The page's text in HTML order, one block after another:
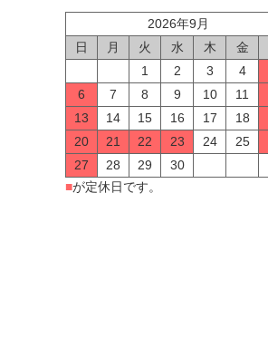
2026年9月
日
月 火 水 木 金
1
2 3 4
6
7 8 9 10 11
13
14 15 16 17 18
20
21 22 23 24 25
27
28 29
30
■が定休日です。